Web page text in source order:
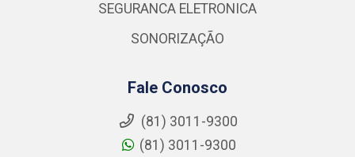
SEGURANCA ELETRONICA
SONORIZAÇÃO
Fale Conosco
(81) 3011-9300
(81) 3011-9300